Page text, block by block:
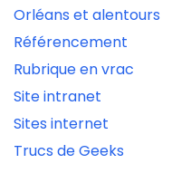
Orléans et alentours
Référencement
Rubrique en vrac
Site intranet
Sites internet
Trucs de Geeks